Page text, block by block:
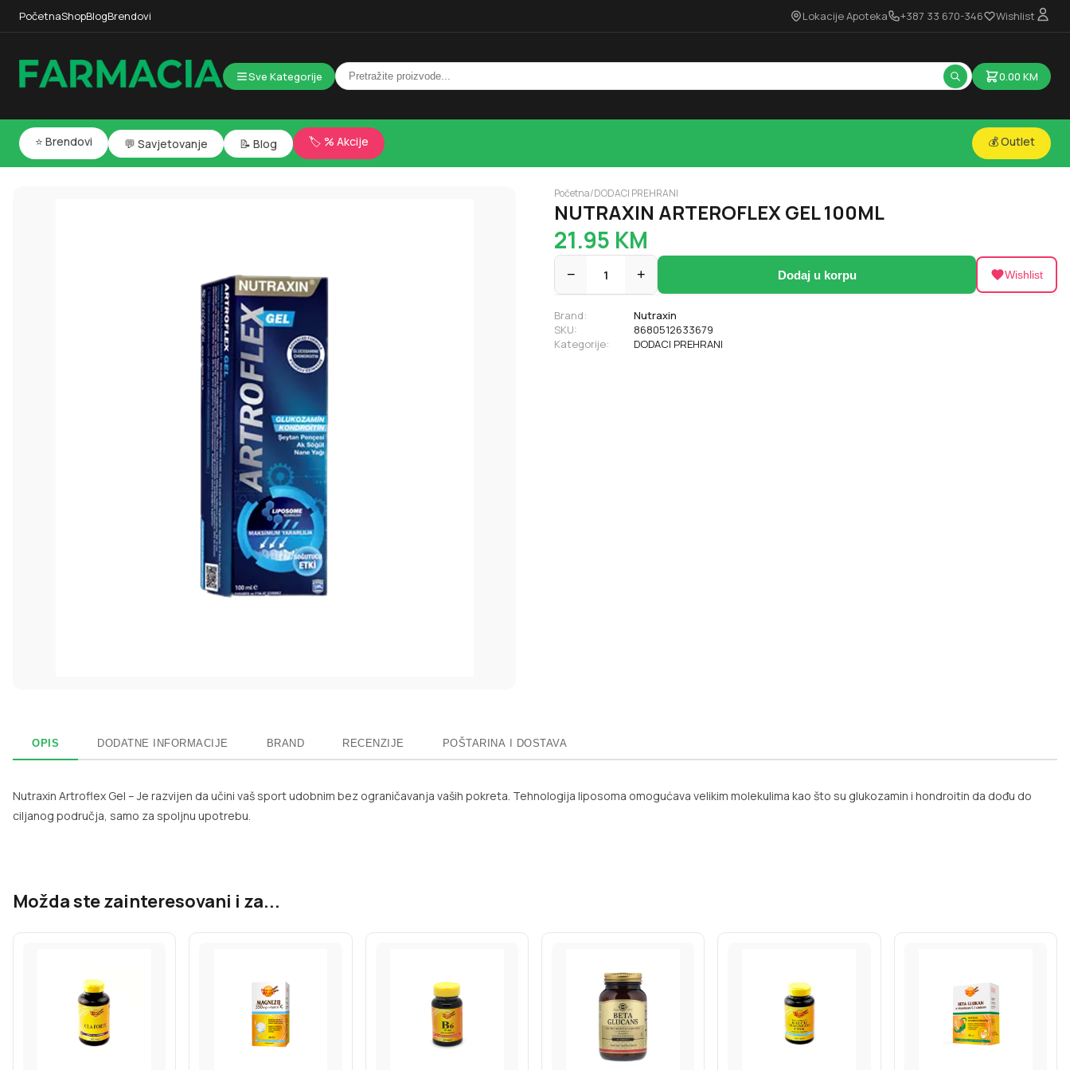
PočetnaShopBlogBrendovi Lokacije Apoteka +387 33 670-346 Wishlist
Sve Kategorije 0.00 KM
⭐ Brendovi 💬 Savjetovanje 📝 Blog 🏷️ % Akcije 💰 Outlet
Početna/DODACI PREHRANI
NUTRAXIN ARTEROFLEX GEL 100ML
21.95 KM
− 1 + Dodaj u korpu Wishlist
Brand:
Nutraxin
SKU:
8680512633679
Kategorije:
DODACI PREHRANI
OPIS DODATNE INFORMACIJE BRAND RECENZIJE POŠTARINA I DOSTAVA
Nutraxin Artroflex Gel – Je razvijen da učini vaš sport udobnim bez ograničavanja vaših pokreta. Tehnologija liposoma omogućava velikim molekulima kao što su glukozamin i hondroitin da dođu do
ciljanog područja, samo za spoljnu upotrebu.
Možda ste zainteresovani i za...